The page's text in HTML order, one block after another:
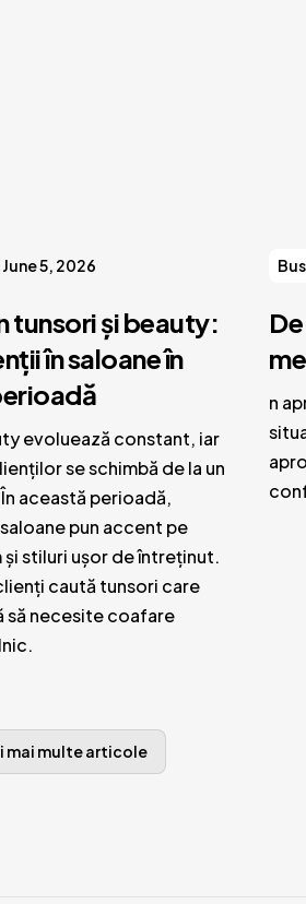
June 5, 2026
tunsori și beauty:
în saloane în
evoluează constant, iar
se schimbă de la un
această perioadă,
pun accent pe
și stiluri ușor de întreținut.
caută tunsori care
să necesite coafare
n
mai multe articole